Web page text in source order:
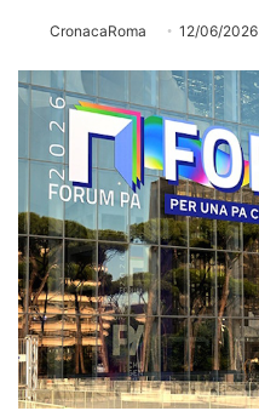
CronacaRoma 12/06/2026